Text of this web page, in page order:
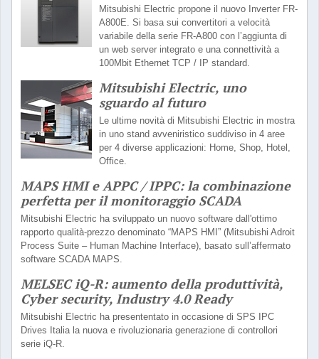
Mitsubishi Electric propone il nuovo Inverter FR-
A800E. Si basa sui convertitori a velocità
variabile della serie FR-A800 con l’aggiunta di
un web server integrato e una connettività a
100Mbit Ethernet TCP / IP standard.
Mitsubishi Electric, uno
sguardo al futuro
Le ultime novità di Mitsubishi Electric in mostra
in uno stand avveniristico suddiviso in 4 aree
per 4 diverse applicazioni: Home, Shop, Hotel,
Office.
MAPS HMI e APPC / IPPC: la combinazione
perfetta per il monitoraggio SCADA
Mitsubishi Electric ha sviluppato un nuovo software dall'ottimo
rapporto qualità-prezzo denominato “MAPS HMI” (Mitsubishi Adroit
Process Suite – Human Machine Interface), basato sull’affermato
software SCADA MAPS.
MELSEC iQ-R: aumento della produttività,
Cyber security, Industry 4.0 Ready
Mitsubishi Electric ha presententato in occasione di SPS IPC
Drives Italia la nuova e rivoluzionaria generazione di controllori
serie iQ-R.